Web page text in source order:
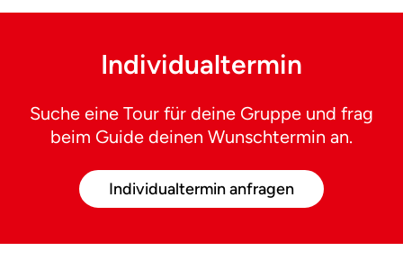
Individualtermin
Suche eine Tour für deine Gruppe und frag
beim Guide deinen Wunschtermin an.
Individualtermin anfragen